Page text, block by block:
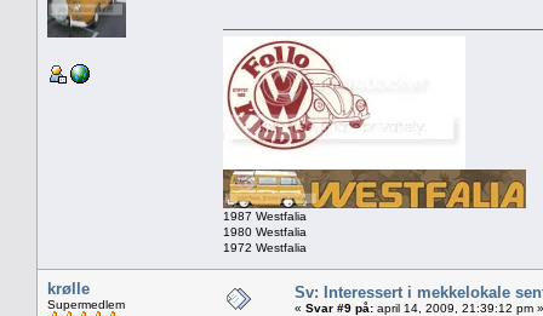
1987 Westfalia
1980 Westfalia
1972 Westfalia
krølle
Supermedlem
Sv: Interessert i mekkelokale
« Svar #9 på: april 14, 2009, 21:39:12 pm »